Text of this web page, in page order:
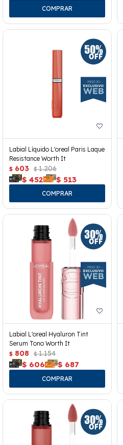
Labial Líquido L'oreal Paris Laque
Resistance Worth It
$ 603 $ 1.206
$ 452 $ 513
Labial L'oreal Hyaluron Tint
Serum Tono Worth It
$ 808 $ 1.154
$ 606 $ 687